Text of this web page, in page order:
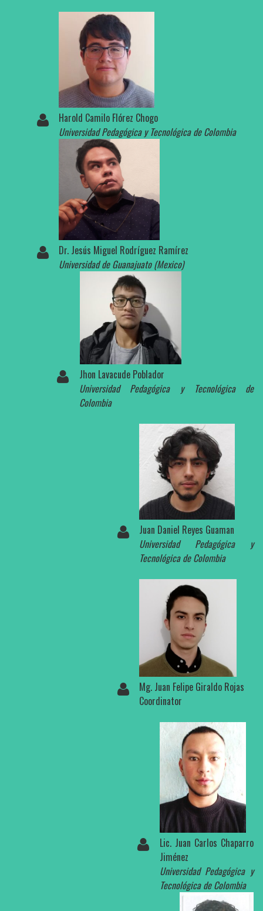
Harold Camilo Flórez Chogo
Universidad Pedagógica y Tecnológica de Colombia
Dr. Jesús Miguel Rodríguez Ramírez
Universidad de Guanajuato (Mexico)
Jhon Lavacude Poblador
Universidad Pedagógica y Tecnológica de
Colombia
Juan Daniel Reyes Guaman
Universidad Pedagógica y
Tecnológica de Colombia
Mg. Juan Felipe Giraldo Rojas
Coordinator
Lic. Juan Carlos Chaparro
Jiménez
Universidad Pedagógica y
Tecnológica de Colombia